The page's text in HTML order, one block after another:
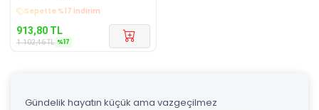
Kargo Bedava
913,80 TL
1.102,46TL %17
Gündelik hayatın küçük ama vazgeçilmez